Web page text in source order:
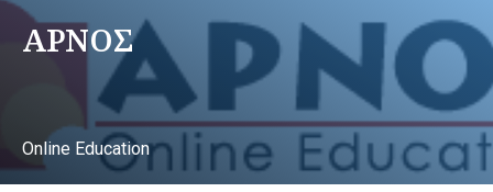
ΑΡΝΟΣ
Online Education